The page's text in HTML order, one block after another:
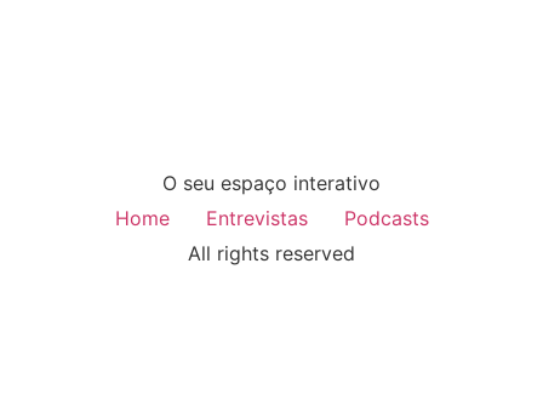
O seu espaço interativo
Home
Entrevistas
Podcasts
All rights reserved